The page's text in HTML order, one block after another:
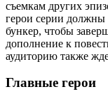
съемкам других
герои серии
бункер, чтобы
дополнение к
аудиторию также
Главные герои